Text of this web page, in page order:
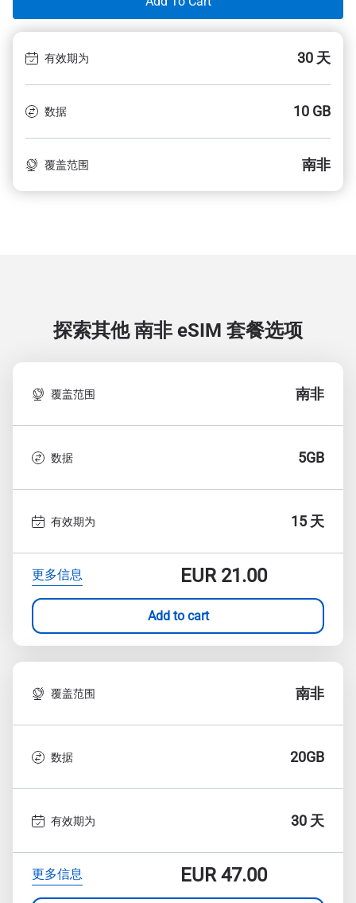
有效期为 30 天
数据 10 GB
覆盖范围 南非
探索其他 南非 eSIM 套餐选项
覆盖范围 南非
数据 5GB
有效期为 15 天
更多信息 EUR21.00
Add to cart
覆盖范围 南非
数据 20GB
有效期为 30 天
更多信息 EUR47.00